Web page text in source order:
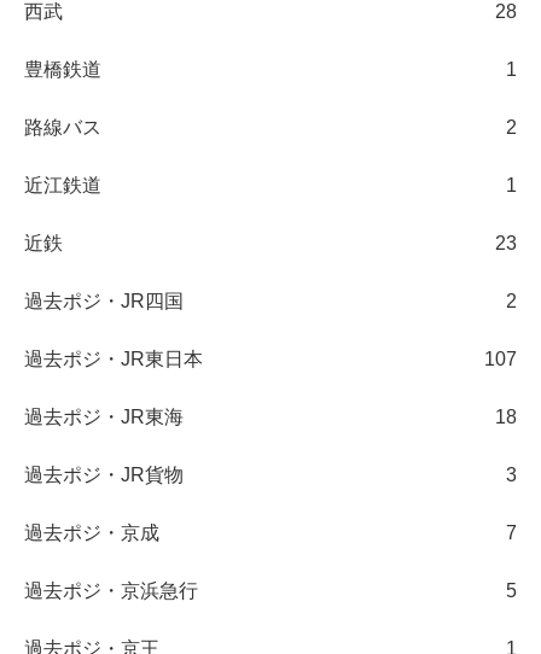
西武 28
豊橋鉄道 1
路線バス 2
近江鉄道 1
近鉄 23
過去ポジ・JR四国 2
過去ポジ・JR東日本 107
過去ポジ・JR東海 18
過去ポジ・JR貨物 3
過去ポジ・京成 7
過去ポジ・京浜急行 5
過去ポジ・京王 1